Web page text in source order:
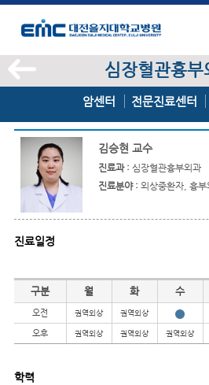
심장혈관흉부
암센터 전문진료센터
김승현 교수
진료과 : 심장혈관흉부외과
진료분야 : 외상중환자, 흉부
진료일정
진료일정
구분 월 화 수
오전 권역외상 권역외상
오후 권역외상 권역외상 권역외상
학력